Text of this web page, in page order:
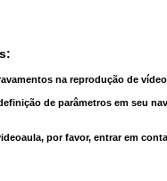
na reprodução de
de parâmetros em seu
por favor, entrar em